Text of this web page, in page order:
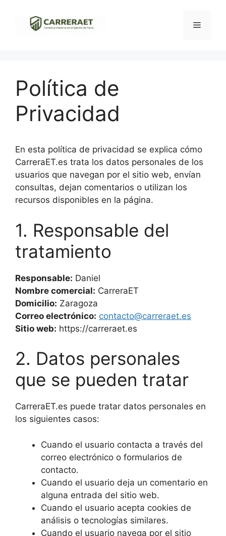
contenido
Menú
Política de
Privacidad
En esta política de privacidad se explica cómo
CarreraET.es trata los datos personales de los
usuarios que navegan por el sitio web, envían
consultas, dejan comentarios o utilizan los
recursos disponibles en la página.
1. Responsable del
tratamiento
Responsable: Daniel
Nombre comercial: CarreraET
Domicilio: Zaragoza
Correo electrónico: contacto@carreraet.es
Sitio web: https://carreraet.es
2. Datos personales
que se pueden tratar
CarreraET.es puede tratar datos personales en
los siguientes casos:
Cuando el usuario contacta a través del
correo electrónico o formularios de
contacto.
Cuando el usuario deja un comentario en
alguna entrada del sitio web.
Cuando el usuario acepta cookies de
análisis o tecnologías similares.
Cuando el usuario navega por el sitio